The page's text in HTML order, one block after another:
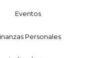
Eventos
Personales